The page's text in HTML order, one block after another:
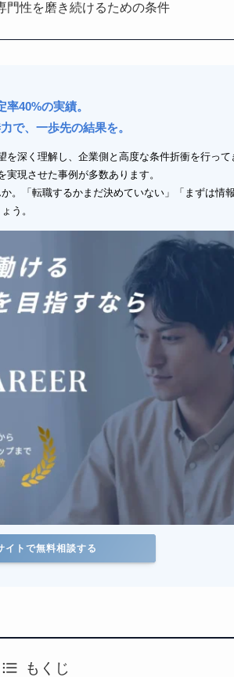
門性を磨き続けるための条件
率40%の実績。
で、一歩先の結果を。
深く理解し、企業側と高度な条件折衝を行って
現させた事例が多数あります。
。「転職するかまだ決めていない」「まずは情
う。
イトで無料相談する
もくじ